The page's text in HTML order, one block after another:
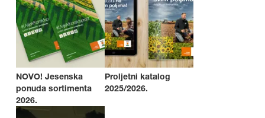
NOVO! Jesenska
ponuda sortimenta
2026.
Proljetni katalog
2025/2026.